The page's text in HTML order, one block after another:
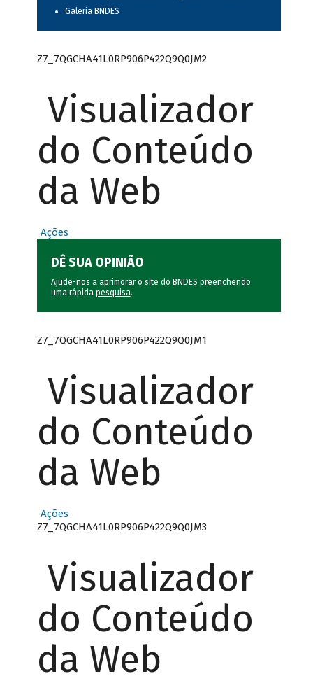
Galeria BNDES
Z7_7QGCHA41L0RP906P422Q9Q0JM2
Visualizador
do Conteúdo
da Web
Ações
DÊ SUA OPINIÃO
Ajude-nos a aprimorar o site do BNDES preenchendo
uma rápida pesquisa.
Z7_7QGCHA41L0RP906P422Q9Q0JM1
Visualizador
do Conteúdo
da Web
Ações
Z7_7QGCHA41L0RP906P422Q9Q0JM3
Visualizador
do Conteúdo
da Web